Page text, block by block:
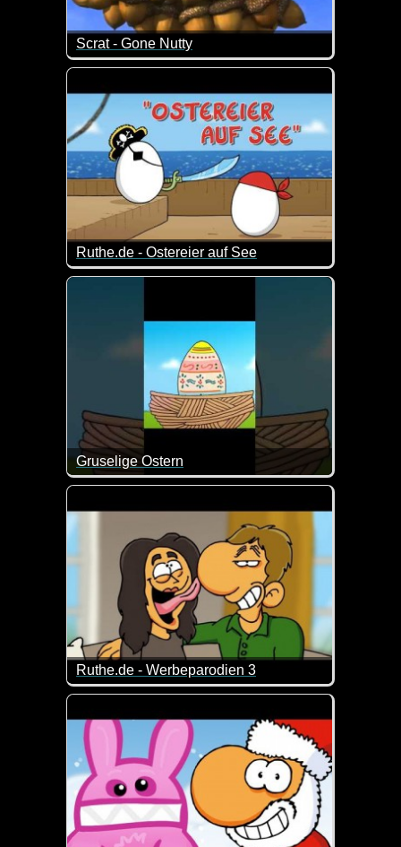
Scrat - Gone Nutty
Jeder, der schon mal einen Ice-Age-Film
Ruthe.de - Ostereier auf See
Das ist mal wieder blöd, dass es schon wieder
Gruselige Ostern
Aus diese Idee muss man erst mal kommen.
Ruthe.de - Werbeparodien 3
Hier werden Werbespots genial auf die Schippe